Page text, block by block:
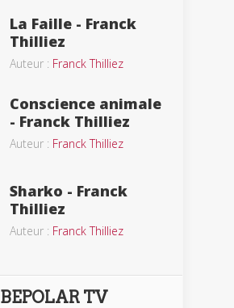
La Faille - Franck
Thilliez
Auteur : Franck Thilliez
Conscience animale
- Franck Thilliez
Auteur : Franck Thilliez
Sharko - Franck
Thilliez
Auteur : Franck Thilliez
BEPOLAR TV